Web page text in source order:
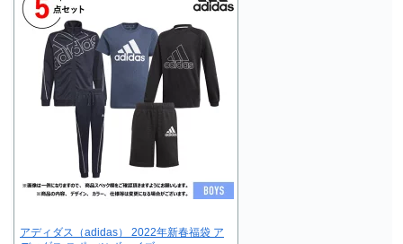
アディダス（adidas） 2022年新春福袋 ア